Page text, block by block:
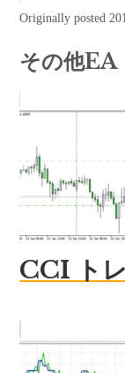
Originally posted
その他EA
CCI ト